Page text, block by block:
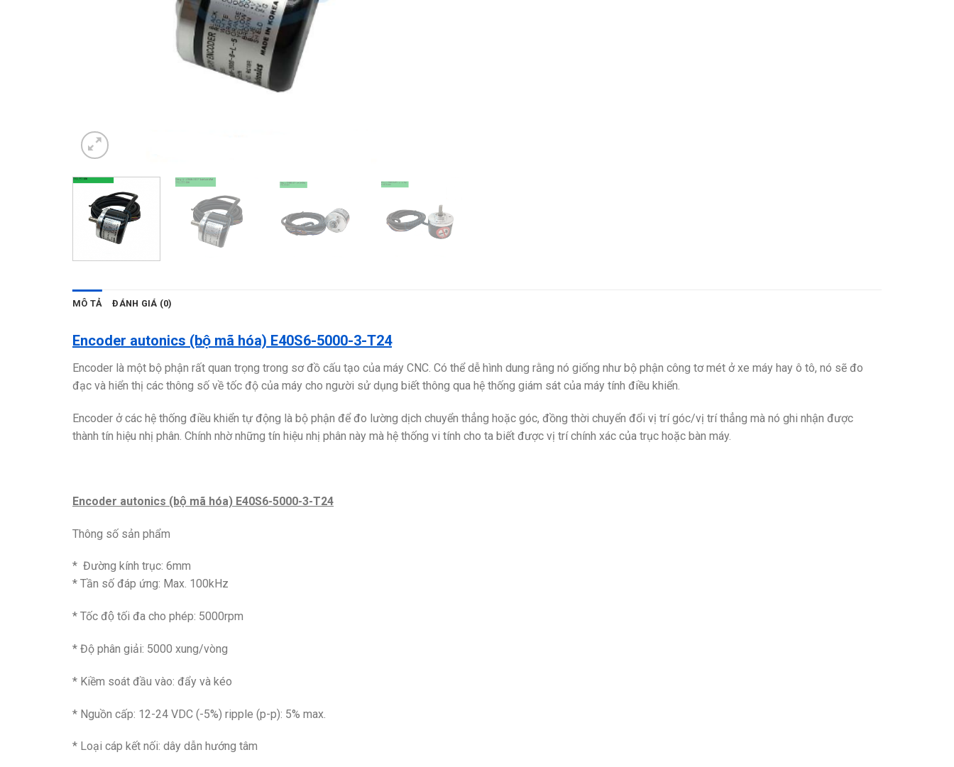
MÔ TẢ ĐÁNH GIÁ (0)
Encoder autonics (bộ mã hóa) E40S6-5000-3-T24
Encoder là một bộ phận rất quan trọng trong sơ đồ cấu tạo của máy CNC. Có thể dễ hình dung rằng nó giống như bộ phận công tơ mét ở xe máy hay ô tô, nó sẽ đo
đạc và hiển thị các thông số về tốc độ của máy cho người sử dụng biết thông qua hệ thống giám sát của máy tính điều khiển.
Encoder ở các hệ thống điều khiển tự động là bộ phận để đo lường dịch chuyển thẳng hoặc góc, đồng thời chuyển đổi vị trí góc/vị trí thẳng mà nó ghi nhận được
thành tín hiệu nhị phân. Chính nhờ những tín hiệu nhị phân này mà hệ thống vi tính cho ta biết được vị trí chính xác của trục hoặc bàn máy.
Encoder autonics (bộ mã hóa) E40S6-5000-3-T24
Thông số sản phẩm
* Đường kính trục: 6mm
* Tần số đáp ứng: Max. 100kHz
* Tốc độ tối đa cho phép: 5000rpm
* Độ phân giải: 5000 xung/vòng
* Kiềm soát đầu vào: đẩy và kéo
* Nguồn cấp: 12-24 VDC (-5%) ripple (p-p): 5% max.
* Loại cáp kết nối: dây dẫn hướng tâm